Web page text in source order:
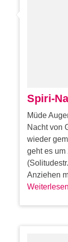
Spiri-
Müde
Nacht von
wieder
geht es
Anziehen
Weiterlesen